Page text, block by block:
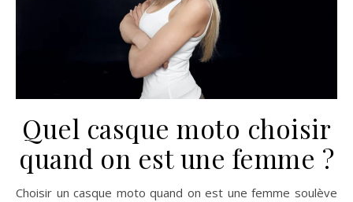
Quel casque moto choisir
quand on est une femme ?
Choisir un casque moto quand on est une femme soulève